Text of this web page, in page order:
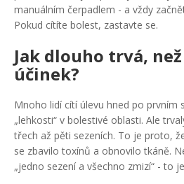
manuálním čerpadlem - a vždy
Pokud cítíte bolest, zastavte se.
Jak dlouho trvá,
účinek?
Mnoho lidí cítí úlevu hned po prvním
„lehkosti“ v bolestivé oblasti. Ale
třech až pěti sezeních. To je proto,
se zbavilo toxínů a obnovilo tkáně.
„jedno sezení a všechno zmizí“ - to